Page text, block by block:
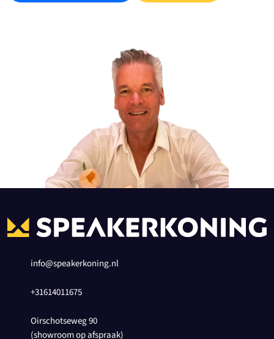
info@speakerkoning.nl
+31614011675
Oirschotseweg 90
(showroom op afspraak)